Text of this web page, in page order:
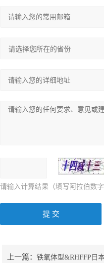
请输入计算结果（填写阿拉伯数
上一篇：铁氧体型&RHFFP日